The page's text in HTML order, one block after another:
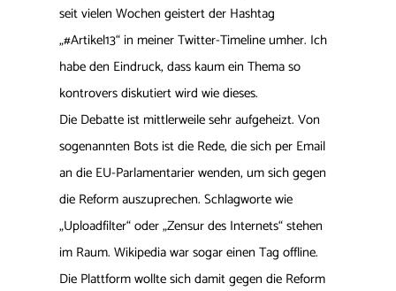
seit vielen Wochen geistert der Hashtag
„#Artikel13“ in meiner Twitter-Timeline umher. Ich
habe den Eindruck, dass kaum ein Thema so
kontrovers diskutiert wird wie dieses.
Die Debatte ist mittlerweile sehr aufgeheizt. Von
sogenannten Bots ist die Rede, die sich per Email
an die EU-Parlamentarier wenden, um sich gegen
die Reform auszuprechen. Schlagworte wie
„Uploadfilter“ oder „Zensur des Internets“ stehen
im Raum. Wikipedia war sogar einen Tag offline.
Die Plattform wollte sich damit gegen die Reform